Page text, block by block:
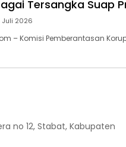
Tersangka Suap
Juli 2026
– Komisi Pemberantasan
no 12, Stabat, Kabupaten